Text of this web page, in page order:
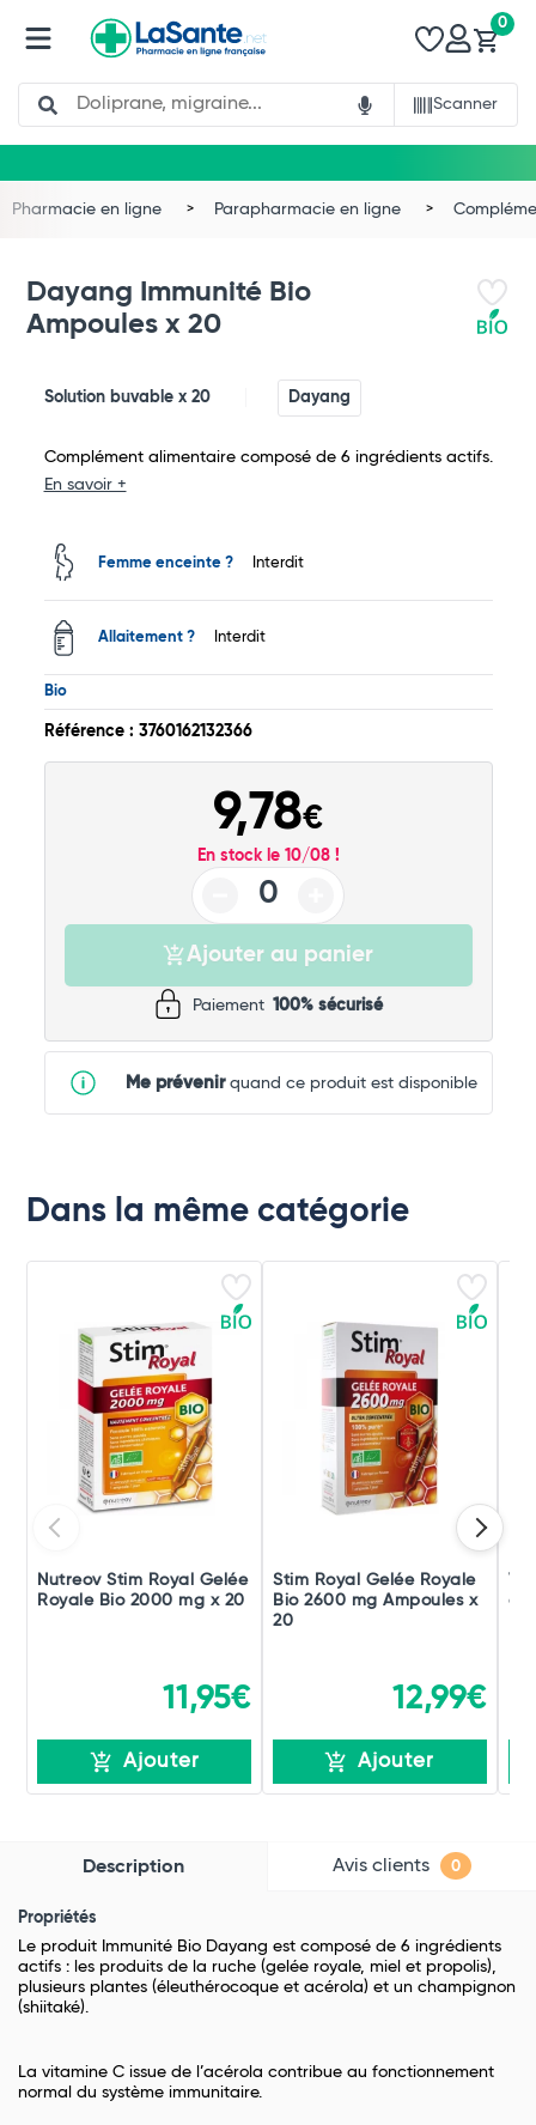
Search
Scanner
0
Total
Commander
Pharmacie en ligne Parapharmacie en ligne
Dayang Immunité Bio
Ampoules x 20
Solution buvable x 20 Dayang
Complément alimentaire composé de 6 ingrédients actifs.
En savoir +
Femme enceinte ? Interdit
Allaitement ? Interdit
Bio
Référence : 3760162132366
9,78€
En stock le 10/08 !
Ajouter au panier
Paiement 100% sécurisé
Me prévenirquand ce produit est disponible
Dans la même catégorie
Nutreov Stim Royal Gelée
Royale Bio 2000 mg x 20
11,95€
Ajouter
Stim Royal Gelée Royale
Bio 2600 mg Ampoules x
20
12,99€
Ajouter
g
Description Avis clients 0
Propriétés
Le produit Immunité Bio Dayang est composé de 6 ingrédients
actifs : les produits de la ruche (gelée royale, miel et propolis),
plusieurs plantes (éleuthérocoque et acérola) et un champignon
(shiitaké).
La vitamine C issue de l’acérola contribue au fonctionnement
normal du système immunitaire.